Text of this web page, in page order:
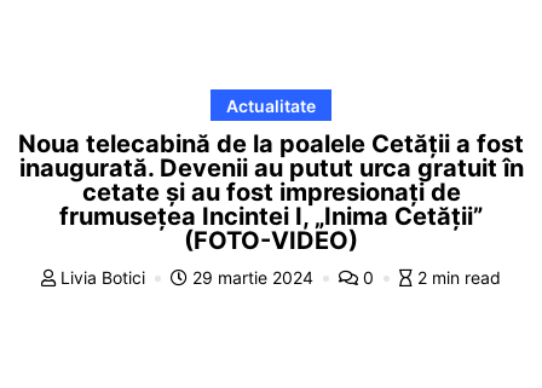
Actualitate
Noua telecabină de la poalele Cetății a fost
inaugurată. Devenii au putut urca gratuit în
cetate și au fost impresionați de
frumusețea Incintei I, „Inima Cetății”
(FOTO-VIDEO)
Livia Botici 29 martie 2024 0 2 min read